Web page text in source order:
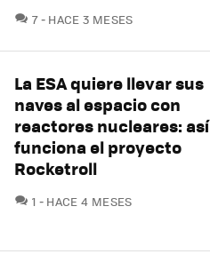
7COMENTARIOS
HACE 3 MESES
La ESA quiere llevar sus
naves al espacio con
reactores nucleares: así
funciona el proyecto
Rocketroll
1 COMENTARIOS
HACE 4 MESES